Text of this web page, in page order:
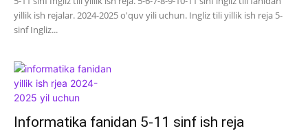
yillik ish rejalar. 2024-2025 o'quv yili uchun. Ingliz tili yillik ish reja 5-
sinf Ingliz...
Informatika fanidan 5-11 sinf ish reja